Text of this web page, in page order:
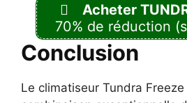
Acheter
70% de réduction
Conclusion
Le climatiseur Tundra